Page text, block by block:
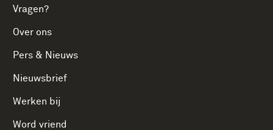
Vragen?
Over ons
Pers & Nieuws
Nieuwsbrief
Werken bij
Word vriend